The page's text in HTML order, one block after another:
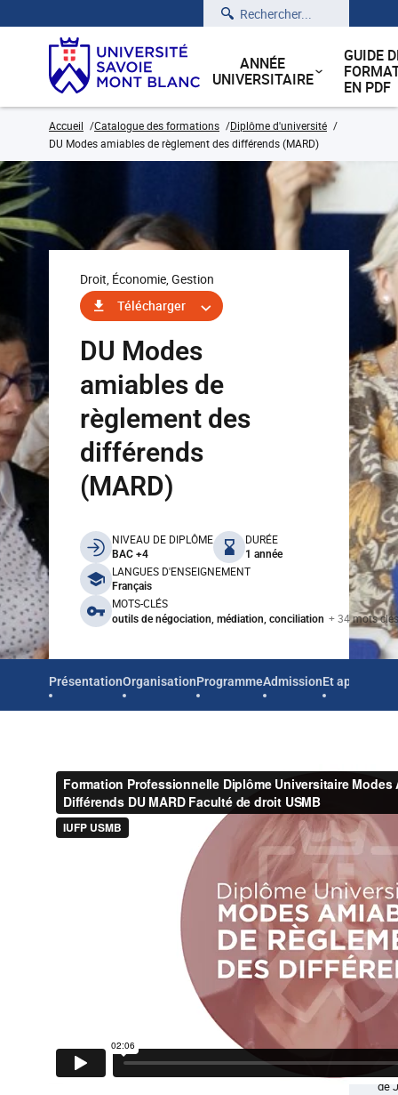
Rechercher
ANNÉE
UNIVERSITAIRE
GUIDE
EN PDF
Accueil Catalogue des formations
Diplôme d'université
DU Modes amiables de règlement des différends (MARD)
Droit, Économie, Gestion
Télécharger
DU Modes
amiables de
règlement des
différends
(MARD)
benefits
NIVEAU DE DIPLÔME
BAC +4
DURÉE
1 année
LANGUES D'ENSEIGNEMENT
Français
MOTS-CLÉS
outils de négociation, médiation, conciliation + 34 mots clés
PrésentationOrganisationProgrammeAdmissionEt après
la
de